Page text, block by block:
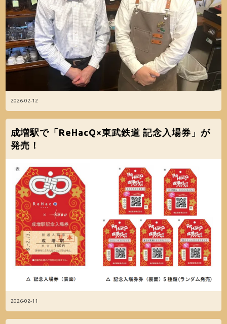
2026-02-12
2026-02-11
成増駅で「ReHacQ×東武鉄道 記念入場券」が
発売！